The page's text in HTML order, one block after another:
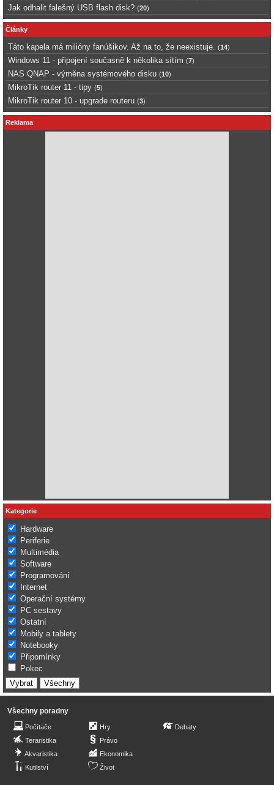
Jak odhalit falešný USB flash disk? (20)
Články
Táto kapela má milióny fanúšikov. Až na to, že neexistuje. (14)
Windows 11 - připojení současně k několika sítím (7)
NAS QNAP - výměna systémového disku (10)
MikroTik router 11 - tipy (5)
MikroTik router 10 - upgrade routeru (3)
Reklama
Kategorie
Hardware
Periferie
Multimédia
Software
Programování
Internet
Operační systémy
PC sestavy
Ostatní
Mobily a tablety
Notebooky
Připomínky
Pokec
Všechny poradny
Počítače
Teraristika
Akvaristika
Kutilství
Hry
Právo
Ekonomika
Život
Debaty